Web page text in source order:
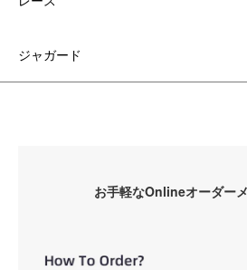
ジャガード
お手軽なOnlineオーダー